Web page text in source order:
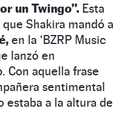
un Twingo”. Esta
que Shakira mandó a
en la ‘BZRP Music
lanzó en
Con aquella frase
sentimental
estaba a la altura de